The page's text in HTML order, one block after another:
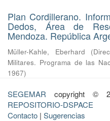
Plan Cordillerano.
Dedos, Área de
Mendoza. República
Müller-Kahle, Eberhard (
Militares. Programa de las
1967)
SEGEMAR copyright ©
REPOSITORIO-DSPACE
Contacto | Sugerencias